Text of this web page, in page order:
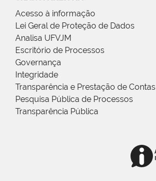
Acesso à informação
Lei Geral de Proteção de Dados
Analisa UFVJM
Escritório de Processos
Governança
Integridade
Transparência e Prestação de Contas
Pesquisa Pública de Processos
Transparência Pública